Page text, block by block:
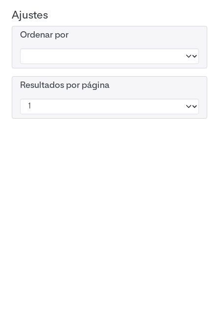
Ajustes
Ordenar por
Resultados por página